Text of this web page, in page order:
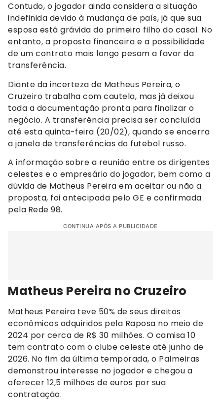
Contudo, o jogador ainda considera a situação
indefinida devido à mudança de país, já que sua
esposa está grávida do primeiro filho do casal. No
entanto, a proposta financeira e a possibilidade
de um contrato mais longo pesam a favor da
transferência.
Diante da incerteza de Matheus Pereira, o
Cruzeiro trabalha com cautela, mas já deixou
toda a documentação pronta para finalizar o
negócio. A transferência precisa ser concluída
até esta quinta-feira (20/02), quando se encerra
a janela de transferências do futebol russo.
A informação sobre a reunião entre os dirigentes
celestes e o empresário do jogador, bem como a
dúvida de Matheus Pereira em aceitar ou não a
proposta, foi antecipada pelo GE e confirmada
pela Rede 98.
CONTINUA APÓS A PUBLICIDADE
Matheus Pereira no Cruzeiro
Matheus Pereira teve 50% de seus direitos
econômicos adquiridos pela Raposa no meio de
2024 por cerca de R$ 30 milhões. O camisa 10
tem contrato com o clube celeste até junho de
2026. No fim da última temporada, o Palmeiras
demonstrou interesse no jogador e chegou a
oferecer 12,5 milhões de euros por sua
contratação.